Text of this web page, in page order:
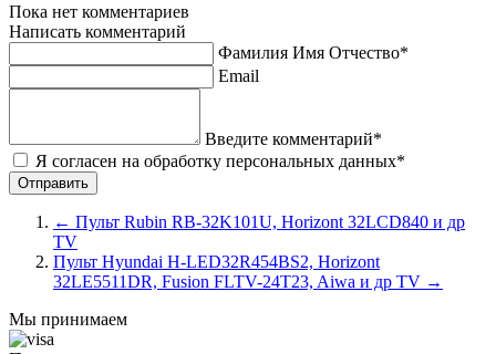
Пока нет комментариев
Написать комментарий
Фамилия Имя Отчество*
Email
Введите комментарий*
Я согласен на обработку персональных данных*
← Пульт Rubin RB-32K101U, Horizont 32LCD840 и др
TV
Пульт Hyundai H-LED32R454BS2, Horizont
32LE5511DR, Fusion FLTV-24T23, Aiwa и др TV →
Мы принимаем